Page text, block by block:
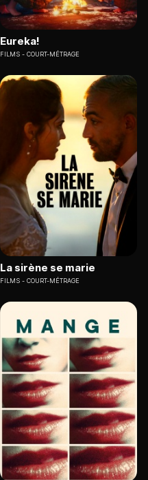
Eureka!
FILMS COURT-MÉTRAGE
La sirène se marie
FILMS COURT-MÉTRAGE